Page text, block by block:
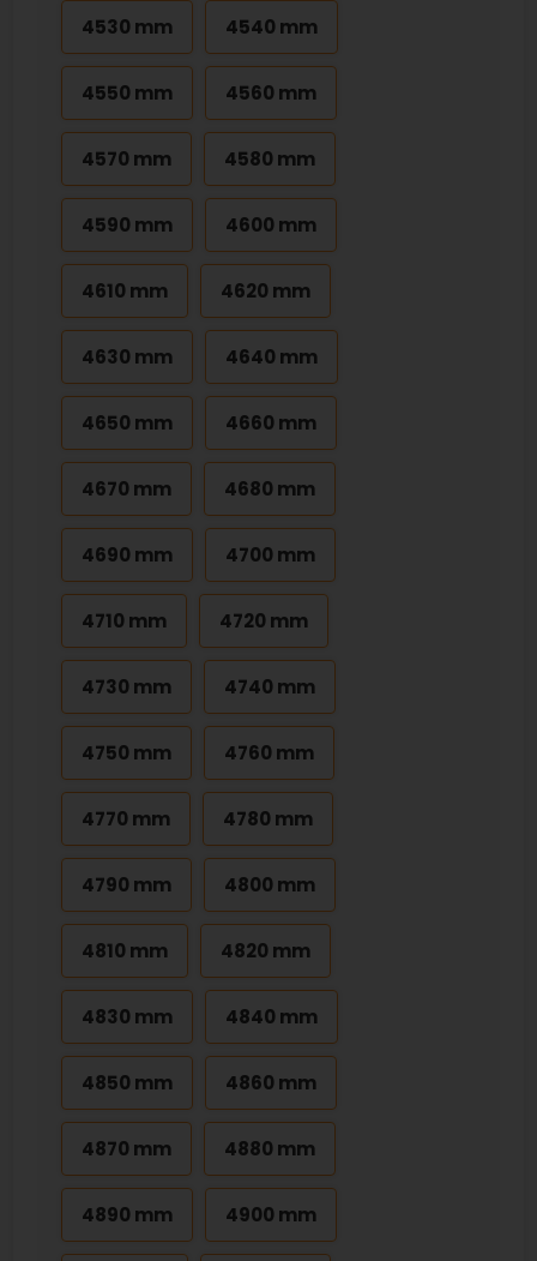
4530 mm 4540 mm
4550 mm 4560 mm
4570 mm 4580 mm
4590 mm 4600 mm
4610 mm 4620 mm
4630 mm 4640 mm
4650 mm 4660 mm
4670 mm 4680 mm
4690 mm 4700 mm
4710 mm 4720 mm
4730 mm 4740 mm
4750 mm 4760 mm
4770 mm 4780 mm
4790 mm 4800 mm
4810 mm 4820 mm
4830 mm 4840 mm
4850 mm 4860 mm
4870 mm 4880 mm
4890 mm 4900 mm